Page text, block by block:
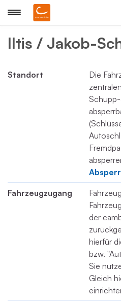
Iltis / Jakob-
Standort
Die
Fahrzeugzugang
der
hierfür
bzw.
Sie
Gleich